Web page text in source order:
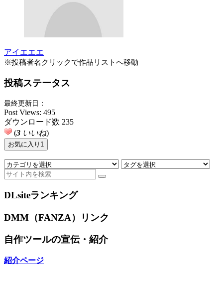
アイエエエ
※投稿者名クリックで作品リストへ移動
投稿ステータス
最終更新日：
Post Views: 495
ダウンロード数 235
(3 いいね)
お気に入り 1
DLsiteランキング
DMM（FANZA）リンク
自作ツールの宣伝・紹介
紹介ページ